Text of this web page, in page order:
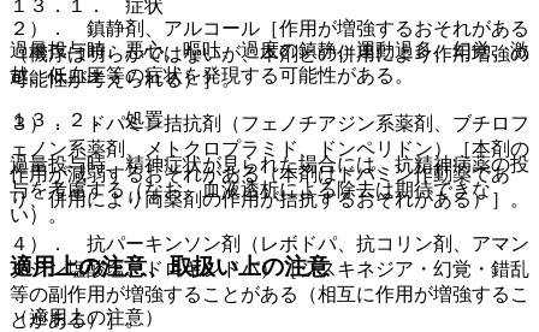
１３．１． 症状
過量投与時、悪心、嘔吐、過度の鎮静、運動過多、幻覚、激
越、低血圧等の症状を発現する可能性がある。
１３．２． 処置
過量投与時、精神症状が見られた場合には、抗精神病薬の投
与を考慮する（なお、血液透析による除去は期待できな
い）。
適用上の注意、取扱い上の注意
（適用上の注意）
２）． 鎮静剤、アルコール［作用が増強するおそれがある
（機序は明らかではないが、本剤との併用により作用増強の
可能性が考えられる）］。
３）． ドパミン拮抗剤（フェノチアジン系薬剤、ブチロフ
ェノン系薬剤、メトクロプラミド、ドンペリドン）［本剤の
作用が減弱するおそれがある（本剤はドパミン作動薬であ
り、併用により両薬剤の作用が拮抗するおそれがある）］。
４）． 抗パーキンソン剤（レボドパ、抗コリン剤、アマン
タジン塩酸塩、ドロキシドパ）［ジスキネジア・幻覚・錯乱
等の副作用が増強することがある（相互に作用が増強するこ
とがある）］。